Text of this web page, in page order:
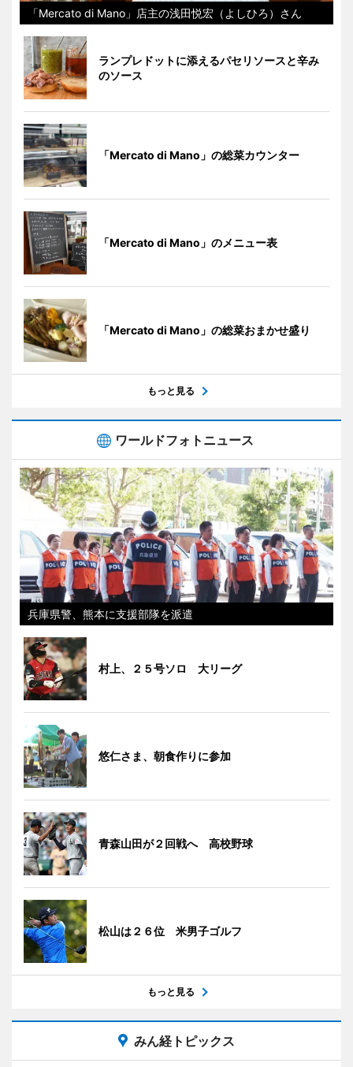
「Mercato di Mano」店主の浅田悦宏（よしひろ）さん
ランプレドットに添えるパセリソースと辛み
のソース
「Mercato di Mano」の総菜カウンター
「Mercato di Mano」のメニュー表
「Mercato di Mano」の総菜おまかせ盛り
もっと見る
ワールドフォトニュース
兵庫県警、熊本に支援部隊を派遣
村上、２５号ソロ 大リーグ
悠仁さま、朝食作りに参加
青森山田が２回戦へ 高校野球
松山は２６位 米男子ゴルフ
もっと見る
みん経トピックス